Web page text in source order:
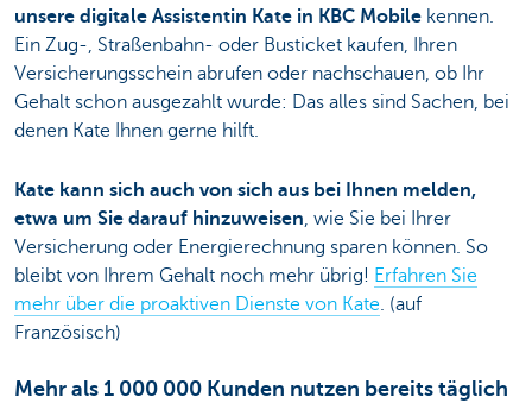
unsere digitale Assistentin Kate in KBC Mobile kennen.
Ein Zug-, Straßenbahn- oder Busticket kaufen, Ihren
Versicherungsschein abrufen oder nachschauen, ob Ihr
Gehalt schon ausgezahlt wurde: Das alles sind Sachen, bei
denen Kate Ihnen gerne hilft.
Kate kann sich auch von sich aus bei Ihnen melden,
etwa um Sie darauf hinzuweisen, wie Sie bei Ihrer
Versicherung oder Energierechnung sparen können. So
bleibt von Ihrem Gehalt noch mehr übrig! Erfahren Sie
mehr über die proaktiven Dienste von Kate. (auf
Französisch)
Mehr als 1 000 000 Kunden nutzen bereits täglich